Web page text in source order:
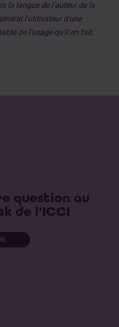
la langue de l’auteur de la
l’utilisateur d’une
de l’usage qu’il en fait.
question au
de l'ICCI